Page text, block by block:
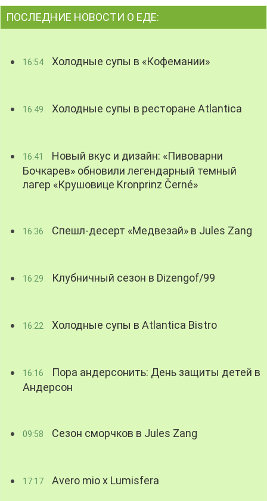
ПОСЛЕДНИЕ НОВОСТИ О ЕДЕ:
16:54 Холодные супы в «Кофемании»
16:49 Холодные супы в ресторане Atlantica
16:41
Новый вкус и дизайн: «Пивоварни
Бочкарев» обновили легендарный темный
лагер «Крушовице Kronprinz Černé»
16:36 Спешл-десерт «Медвезай» в Jules Zang
16:29 Клубничный сезон в Dizengof/99
16:22 Холодные супы в Atlantica Bistro
16:16
Пора андерсонить: День защиты детей в
Андерсон
09:58 Сезон сморчков в Jules Zang
17:17 Avero mio x Lumisfera